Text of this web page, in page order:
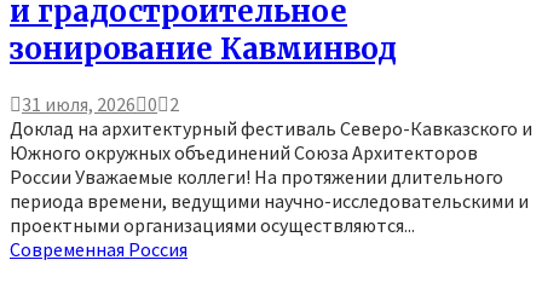
и градостроительное
зонирование Кавминвод
31 июля, 2026 0 2
Доклад на архитектурный фестиваль Северо-Кавказского и
Южного окружных объединений Союза Архитекторов
России Уважаемые коллеги! На протяжении длительного
периода времени, ведущими научно-исследовательскими и
проектными организациями осуществляются...
Современная Россия